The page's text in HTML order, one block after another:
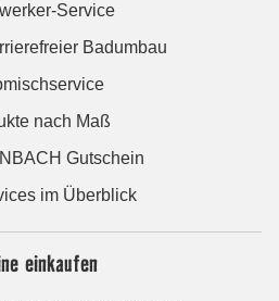
Service
Badumbau
nach Maß
Gutschein
im Überblick
einkaufen